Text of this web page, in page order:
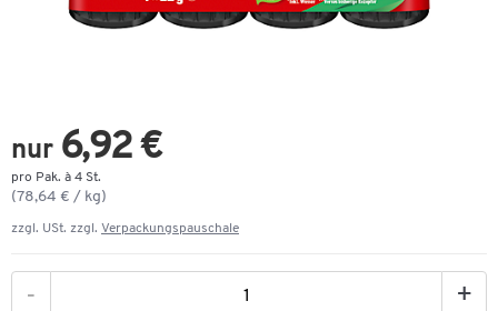
nur 6,92 €
pro Pak. à 4 St.
(78,64 € / kg)
zzgl. USt. zzgl. Verpackungspauschale
- +